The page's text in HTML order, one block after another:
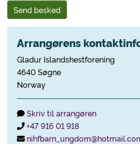
Send besked
Arrangørens
Gladur Islandshestforening
4640 Søgne
Norway
Skriv til arrangøren
+47 916 01 918